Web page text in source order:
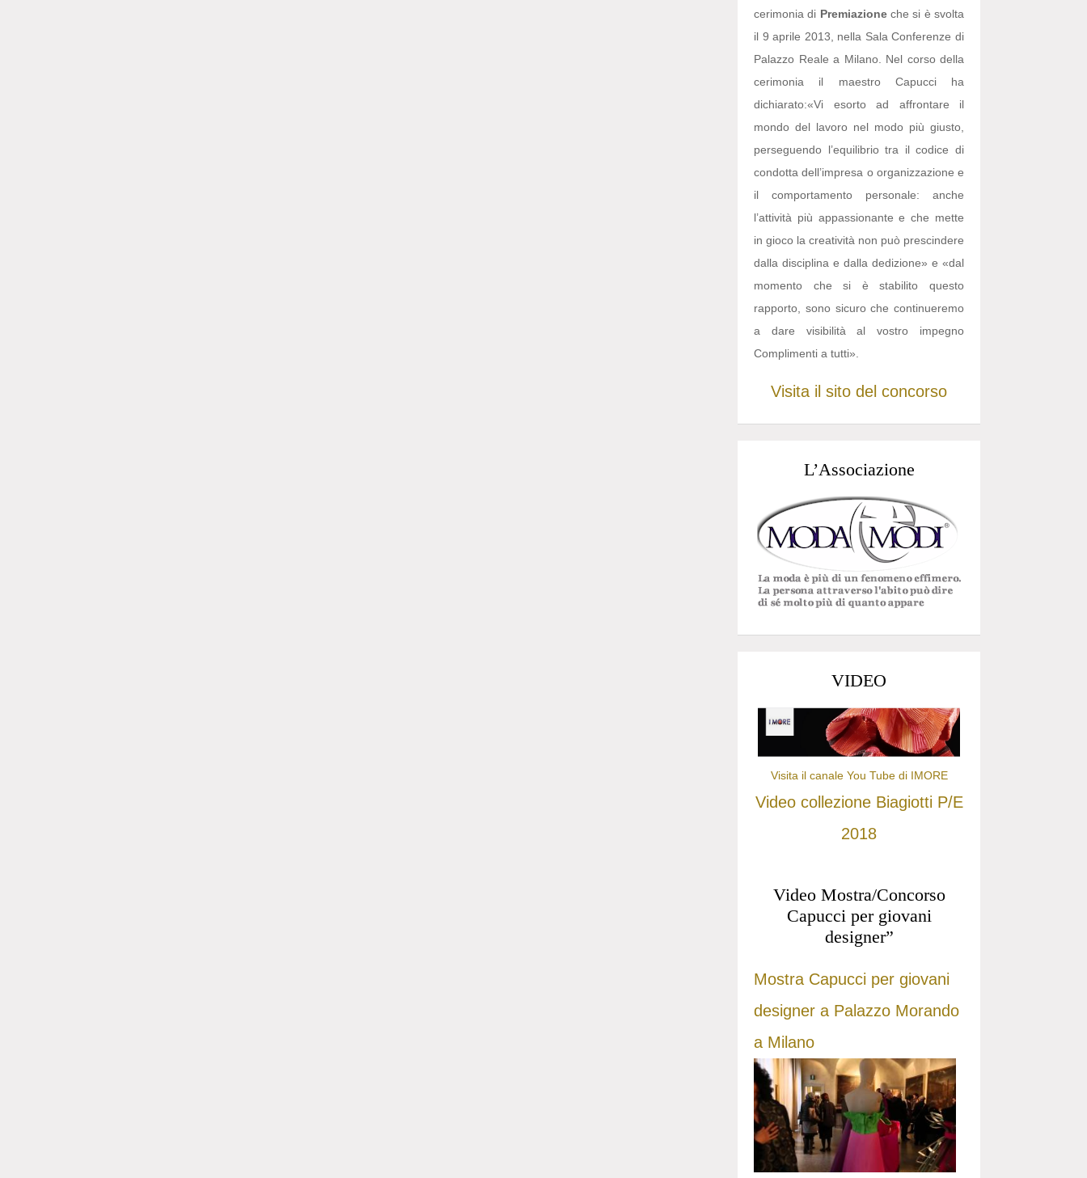
cerimonia di Premiazioneche si è svolta
il 9 aprile 2013, nella Sala Conferenze di
Palazzo Reale a Milano. Nel corso della
cerimonia il maestro Capucci ha
dichiarato:«Vi esorto ad affrontare il
mondo del lavoro nel modo più giusto,
perseguendo l’equilibrio tra il codice di
condotta dell’impresa o organizzazione e
il comportamento personale: anche
l’attività più appassionante e che mette
in gioco la creatività non può prescindere
dalla disciplina e dalla dedizione» e «dal
momento che si è stabilito questo
rapporto, sono sicuro che continueremo
a dare visibilità al vostro impegno
Complimenti a tutti».
Visita il sito del concorso
L’Associazione
VIDEO
Visita il canale You Tube di IMORE
Video collezione Biagiotti P/E
2018
Video Mostra/Concorso
Capucci per giovani
designer”
Mostra Capucci per giovani
designer a Palazzo Morando
a Milano